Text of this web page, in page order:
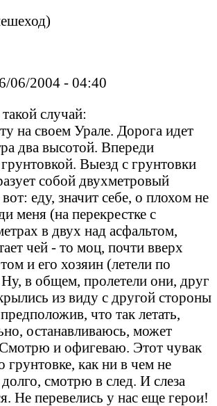
06/2004 - 04:40
случай:
на своем Урале. Дорога идет
два высотой. Впереди
Выезд с грунтовки
собой двухметровый
еду, значит себе, о плохом не
меня (на перекрестке с
в двух над асфальтом,
чей - то моц, почти вверх
и его хозяин (летели по
в общем, пролетели они, друг
из виду с другой стороны
что так летать,
останавливаюсь, может
и офигеваю. Этот чувак
грунтовке, как ни в чем не
смотрю в след. И слеза
Не перевелись у нас еще герои!